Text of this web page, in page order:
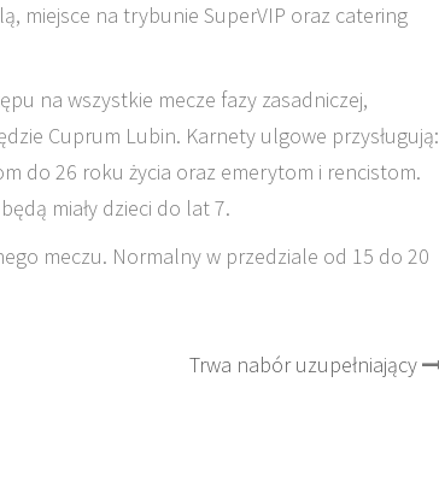
miejsce na trybunie SuperVIP oraz catering
na wszystkie mecze fazy zasadniczej,
Cuprum Lubin. Karnety ulgowe przysługują:
do 26 roku życia oraz emerytom i rencistom.
miały dzieci do lat 7.
meczu. Normalny w przedziale od 15 do 20
Trwa nabór uzupełniający